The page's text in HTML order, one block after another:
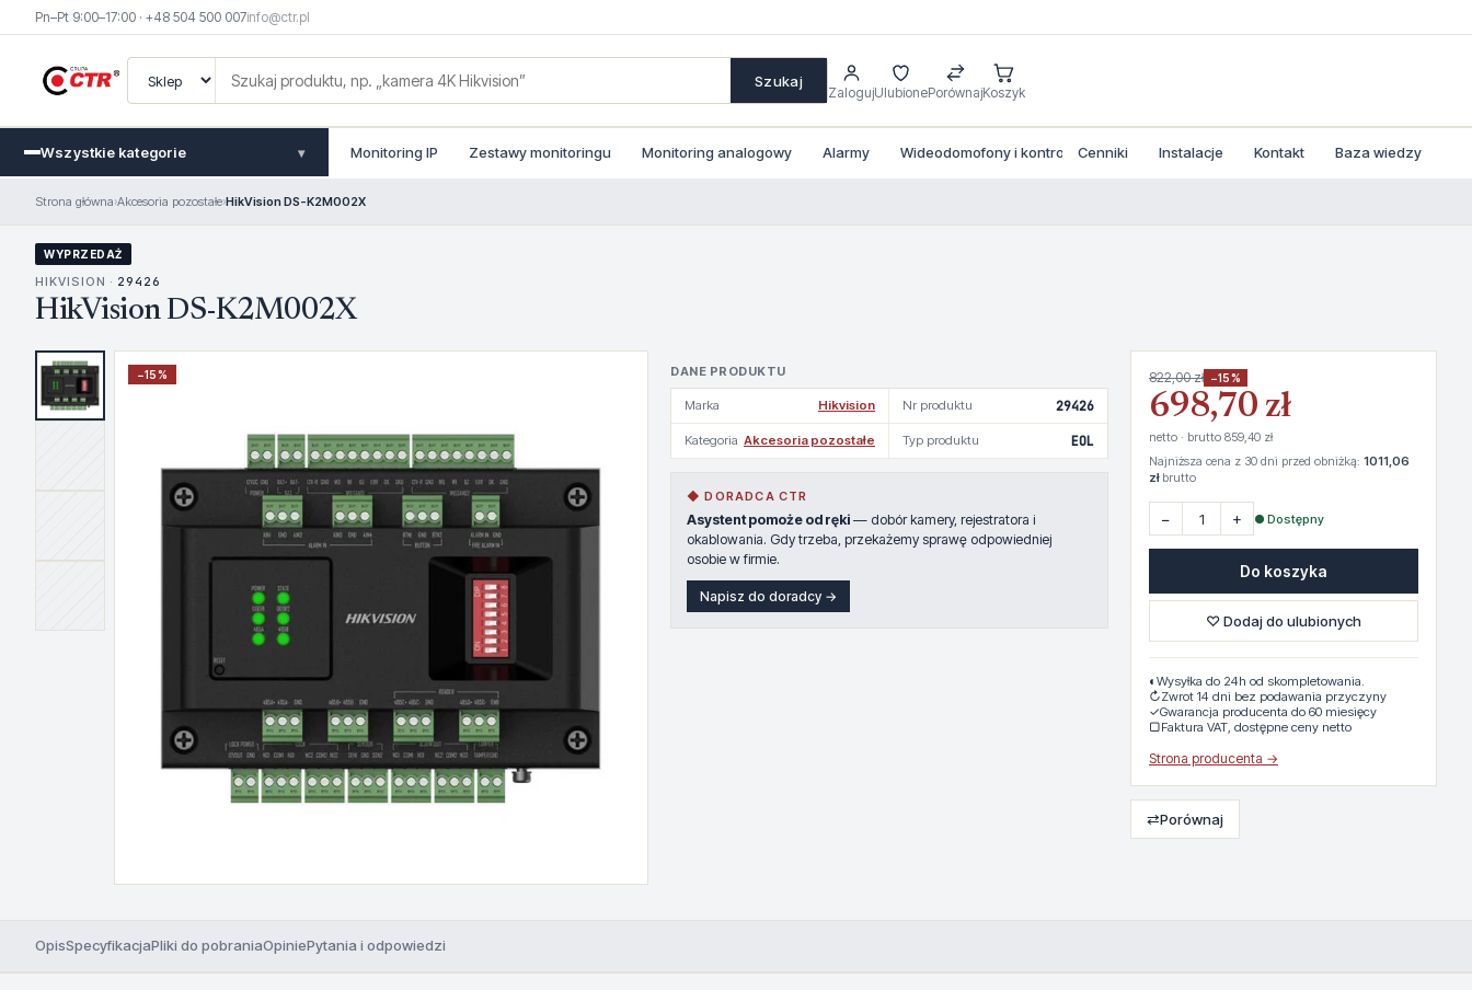
Pn–Pt 9:00–17:00 · +48 504 500 007info@ctr.pl
Szukaj
ZalogujUlubionePorównajKoszyk
Wszystkie kategorie ▾ Monitoring IP Zestawy monitoringu Monitoring analogowy Alarmy Wideodomofony i kontrola dostepu
Cenniki Instalacje Kontakt Baza wiedzy
Strona główna›Akcesoria pozostałe›HikVision DS-K2M002X
WYPRZEDAŻ
HIKVISION · 29426
HikVision DS-K2M002X
−15% DANE PRODUKTU
Marka Hikvision Nr produktu 29426
Kategoria Akcesoria pozostałe Typ produktu EOL
◆ DORADCA CTR
Asystent pomoże od ręki — dobór kamery, rejestratora i
okablowania. Gdy trzeba, przekażemy sprawę odpowiedniej
osobie w firmie.
Napisz do doradcy →
822,00 zł −15%
698,70 zł
netto · brutto 859,40 zł
Najniższa cena z 30 dni przed obniżką: 1011,06
złbrutto
− + ● Dostępny
Do koszyka
♡ Dodaj do ulubionych
◐ Wysyłka do 24h od skompletowania.
↻Zwrot 14 dni bez podawania przyczyny
✓Gwarancja producenta do 60 miesięcy
▢Faktura VAT, dostępne ceny netto
Strona producenta →
⇄Porównaj
OpisSpecyfikacjaPliki do pobraniaOpiniePytania i odpowiedzi